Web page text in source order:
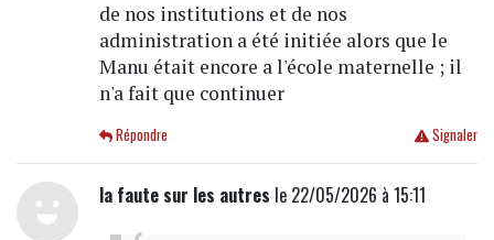
de nos institutions et de nos
administration a été initiée alors que le
Manu était encore a l'école maternelle ; il
n'a fait que continuer
Signaler
Répondre
la faute sur les autres le 22/05/2026 à 15:11